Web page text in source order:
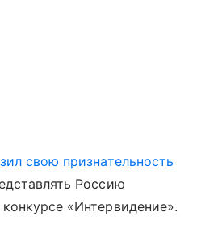
свою признательность
Россию
«Интервидение».